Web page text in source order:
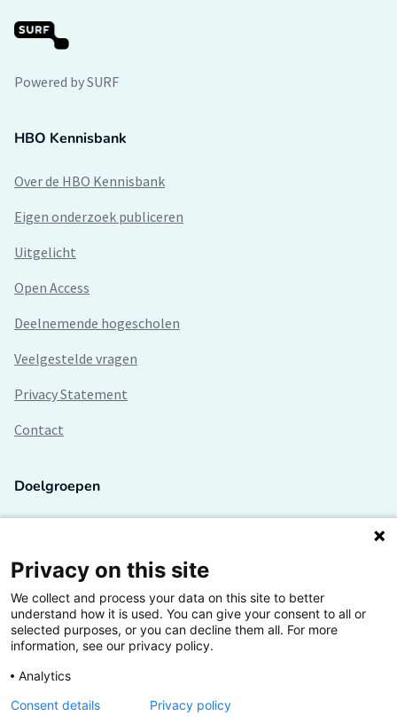
Powered by SURF
HBO Kennisbank
Over de HBO Kennisbank
Eigen onderzoek publiceren
Uitgelicht
Open Access
Deelnemende hogescholen
Veelgestelde vragen
Privacy Statement
Contact
Doelgroepen
Lectoren en onderzoekers
Bedrijven
Hogescholen
Privacy on this site
We collect and process your data on this site to better
understand how it is used. You can give your consent to all or
selected purposes, or you can decline them all. For more
information, see our privacy policy.
Analytics
Consent details
Privacy policy